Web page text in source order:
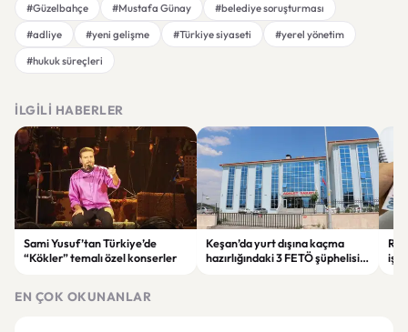
#Güzelbahçe #Mustafa Günay
#belediye soruşturması
#adliye
#yeni gelişme #Türkiye siyaseti
#yerel yönetim
#hukuk süreçleri
İLGILI HABERLER
Sami Yusuf’tan Türkiye’de
“Kökler” temalı özel konserler
Keşan’da yurt dışına kaçma
hazırlığındaki 3 FETÖ şüphelisi
EN ÇOK OKUNANLAR